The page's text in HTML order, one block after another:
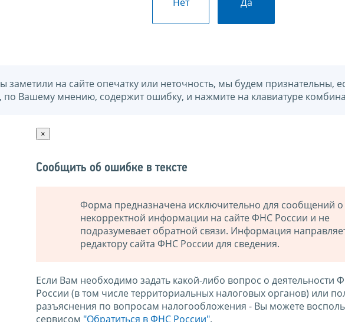
заметили на сайте опечатку или неточность, мы будем признательны,
по Вашему мнению, содержит ошибку, и нажмите на клавиатуре
×
Сообщить об ошибке в тексте
Форма предназначена исключительно для сообщений о
некорректной информации на сайте ФНС России и не
подразумевает обратной связи. Информация
редактору сайта ФНС России для сведения.
Если Вам необходимо задать какой-либо вопрос о деятельности
России (в том числе территориальных налоговых органов) или
разъяснения по вопросам налогообложения - Вы можете
сервисом "Обратиться в ФНС России".